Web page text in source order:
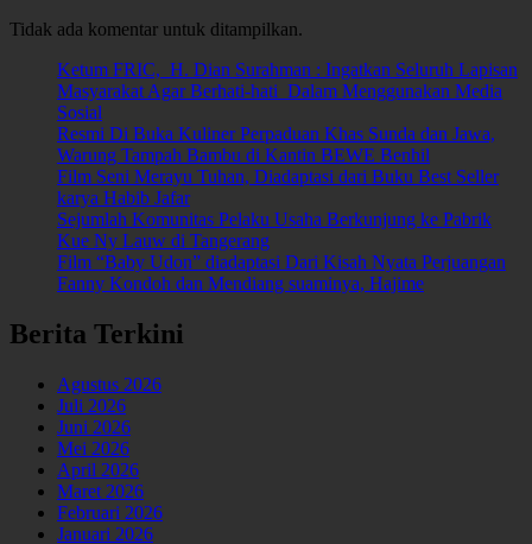
Tidak ada komentar untuk ditampilkan.
Ketum FRIC, H. Dian Surahman : Ingatkan Seluruh Lapisan
Masyarakat Agar Berhati-hati Dalam Menggunakan Media
Sosial
Resmi Di Buka Kuliner Perpaduan Khas Sunda dan Jawa,
Warung Tampah Bambu di Kantin BEWE Benhil
Film Seni Merayu Tuhan, Diadaptasi dari Buku Best Seller
karya Habib Jafar
Sejumlah Komunitas Pelaku Usaha Berkunjung ke Pabrik
Kue Ny Lauw di Tangerang
Film “Baby Udon” diadaptasi Dari Kisah Nyata Perjuangan
Fanny Kondoh dan Mendiang suaminya, Hajime
Berita Terkini
Agustus 2026
Juli 2026
Juni 2026
Mei 2026
April 2026
Maret 2026
Februari 2026
Januari 2026